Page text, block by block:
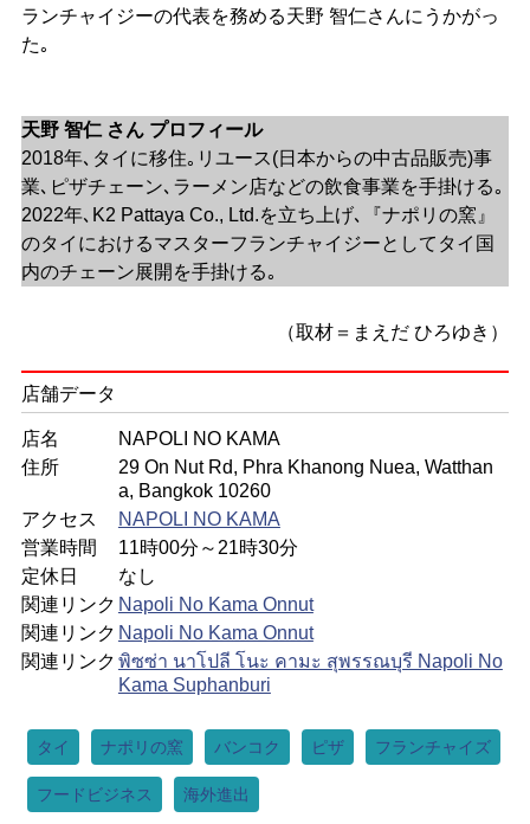
ランチャイジーの代表を務める天野 智仁さんにうかがっ
た｡
天野 智仁 さん プロフィール
2018年､タイに移住｡リユース(日本からの中古品販売)事
業､ピザチェーン､ラーメン店などの飲食事業を手掛ける｡
2022年､K2 Pattaya Co., Ltd.を立ち上げ､『ナポリの窯』
のタイにおけるマスターフランチャイジーとしてタイ国
内のチェーン展開を手掛ける｡
（取材＝まえだ ひろゆき）
店舗データ
店名
NAPOLI NO KAMA
住所
29 On Nut Rd, Phra Khanong Nuea, Watthan
a, Bangkok 10260
アクセス
NAPOLI NO KAMA
営業時間
11時00分～21時30分
定休日
なし
関連リンク Napoli No Kama Onnut
関連リンク Napoli No Kama Onnut
関連リンク พิซซ่า นาโปลี โนะ คามะ สุพรรณบุรี Napoli No
Kama Suphanburi
タイ ナポリの窯 バンコク ピザ フランチャイズ
フードビジネス 海外進出